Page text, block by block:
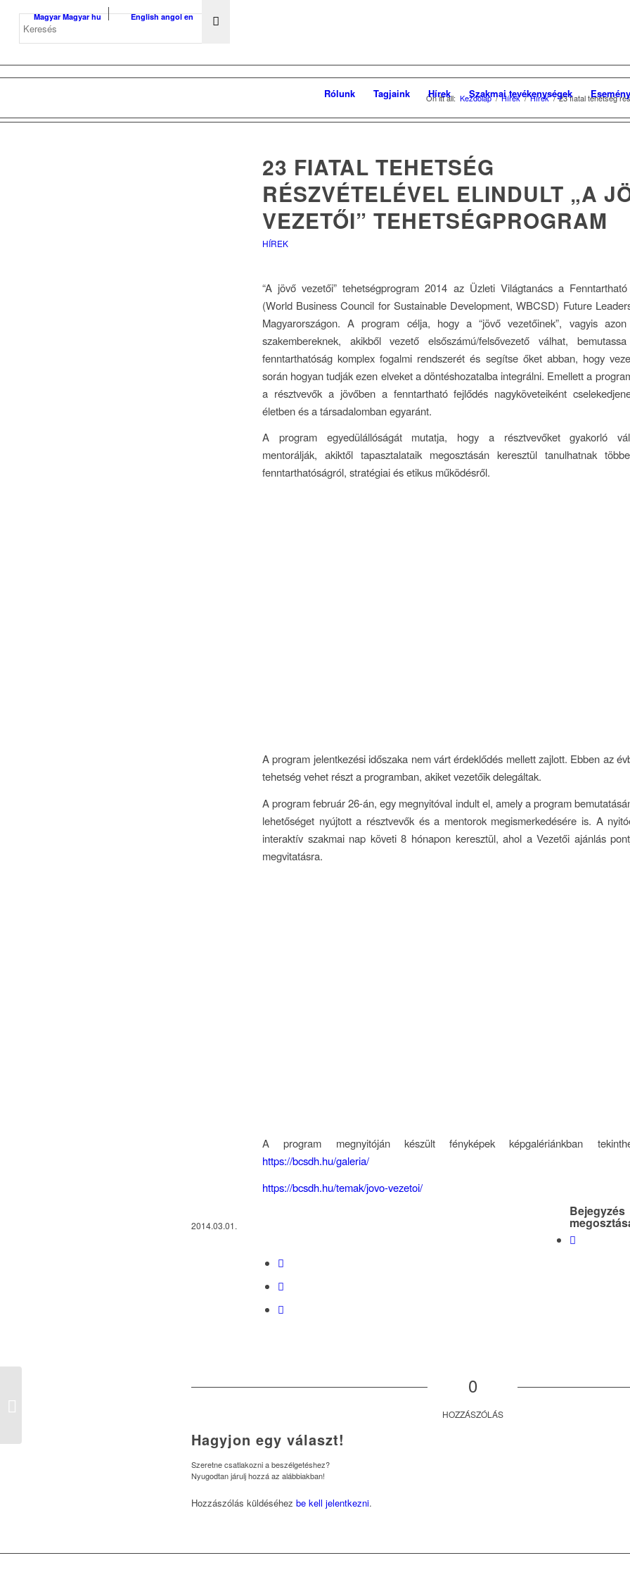
Magyar Magyar hu English angol en
Rólunk Tagjaink Hírek Szakmai tevékenységek
Ön itt áll: Kezdőlap / Hírek / Hírek / 23 fiatal tehetség
23 FIATAL TEHETSÉG
RÉSZVÉTELÉVEL ELINDULT „A
VEZETŐI” TEHETSÉGPROGRAM
HÍREK
“A jövő vezetői” tehetségprogram 2014 az Üzleti Világtanács a
(World Business Council for Sustainable Development, WBCSD) Future
Magyarországon. A program célja, hogy a “jövő vezetőinek”, vagyis azon
szakembereknek, akikből vezető elsőszámú/felsővezető válhat,
fenntarthatóság komplex fogalmi rendszerét és segítse őket abban, hogy
során hogyan tudják ezen elveket a döntéshozatalba integrálni. Emellett a
a résztvevők a jövőben a fenntartható fejlődés nagyköveteiként
életben és a társadalomban egyaránt.
A program egyedülállóságát mutatja, hogy a résztvevőket gyakorló
mentorálják, akiktől tapasztalataik megosztásán keresztül tanulhatnak
fenntarthatóságról, stratégiai és etikus működésről.
A program jelentkezési időszaka nem várt érdeklődés mellett zajlott. Ebben az
tehetség vehet részt a programban, akiket vezetőik delegáltak.
A program február 26-án, egy megnyitóval indult el, amely a program
lehetőséget nyújtott a résztvevők és a mentorok megismerkedésére is. A
interaktív szakmai nap követi 8 hónapon keresztül, ahol a Vezetői ajánlás
megvitatásra.
A program megnyitóján készült fényképek képgalériánkban
https://bcsdh.hu/galeria/
https://bcsdh.hu/temak/jovo-vezetoi/
2014.03.01.
Bejegyzés
0
HOZZÁSZÓLÁS
Hagyjon egy választ!
Szeretne csatlakozni a beszélgetéshez?
Nyugodtan járulj hozzá az alábbiakban!
Hozzászólás küldéséhez be kell jelentkezni.